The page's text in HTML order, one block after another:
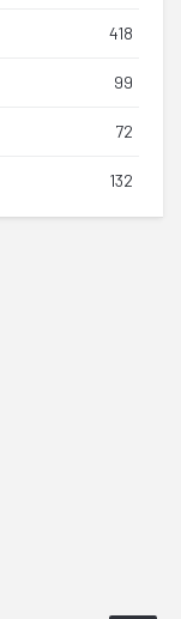
418
99
72
132